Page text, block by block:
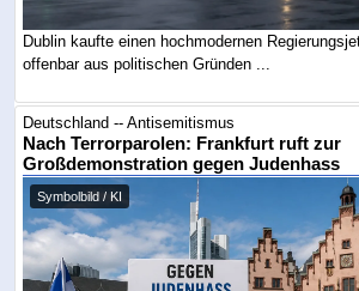
Dublin kaufte einen hochmodernen
offenbar aus politischen Gründen ...
Deutschland -- Antisemitismus
Nach Terrorparolen: Frankfurt ruft zur
Großdemonstration gegen Judenhass
Symbolbild / KI